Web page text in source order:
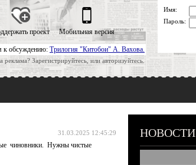
к обсуждению: Трилогия "Китобои" А. Вахова.
реклама? Зарегистрируйтесь, или авторизуйтесь.
проект Мобильная версия
Имя:
Пароль:
31.03.2025 12:45:29
чиновники. Нужны чистые
НОВОСТИ